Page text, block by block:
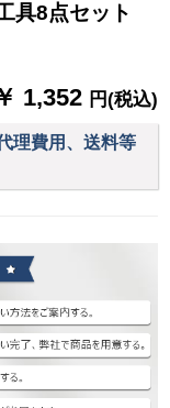
具8点セット
1,352 円(税込)
理費用、送料等